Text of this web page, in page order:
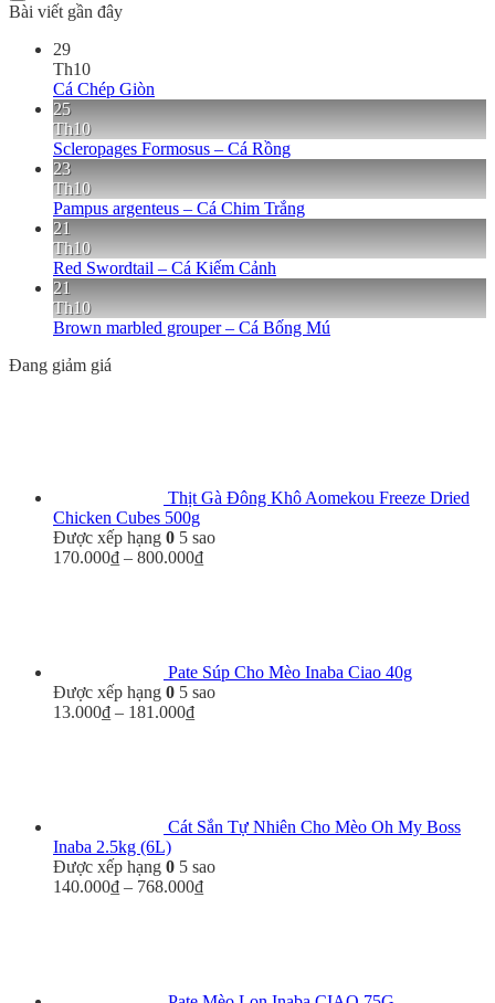
Bài viết gần đây
29
Th10
Cá Chép Giòn
25
Th10
Scleropages Formosus – Cá Rồng
23
Th10
Pampus argenteus – Cá Chim Trắng
21
Th10
Red Swordtail – Cá Kiếm Cảnh
21
Th10
Brown marbled grouper – Cá Bống Mú
Đang giảm giá
Thịt Gà Đông Khô Aomekou Freeze Dried
Chicken Cubes 500g
Được xếp hạng 0 5 sao
170.000₫ – 800.000₫Khoảng
Pate Súp Cho Mèo Inaba Ciao 40g
Được xếp hạng 0 5 sao
13.000₫ – 181.000₫Khoảng
Cát Sắn Tự Nhiên Cho Mèo Oh My Boss
Inaba 2.5kg (6L)
Được xếp hạng 0 5 sao
140.000₫ – 768.000₫Khoảng